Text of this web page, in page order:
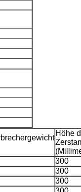
Höhe
300
300
300